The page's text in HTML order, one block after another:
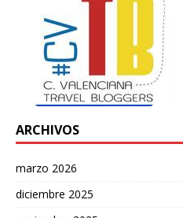
ARCHIVOS
marzo 2026
diciembre 2025